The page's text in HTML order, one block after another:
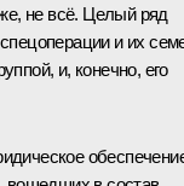
не всё. Целый ряд
и их
и, конечно, его